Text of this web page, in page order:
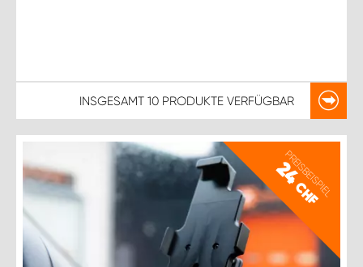
INSGESAMT 10 PRODUKTE VERFÜGBAR
PREISBEISPIEL
24
CHF